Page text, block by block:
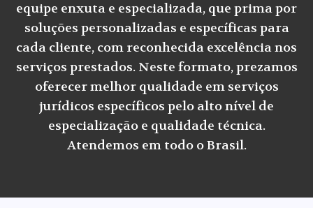
equipe enxuta e especializada, que prima por
soluções personalizadas e específicas para
cada cliente, com reconhecida excelência nos
serviços prestados. Neste formato, prezamos
oferecer melhor qualidade em serviços
jurídicos específicos pelo alto nível de
especialização e qualidade técnica.
Atendemos em todo o Brasil.